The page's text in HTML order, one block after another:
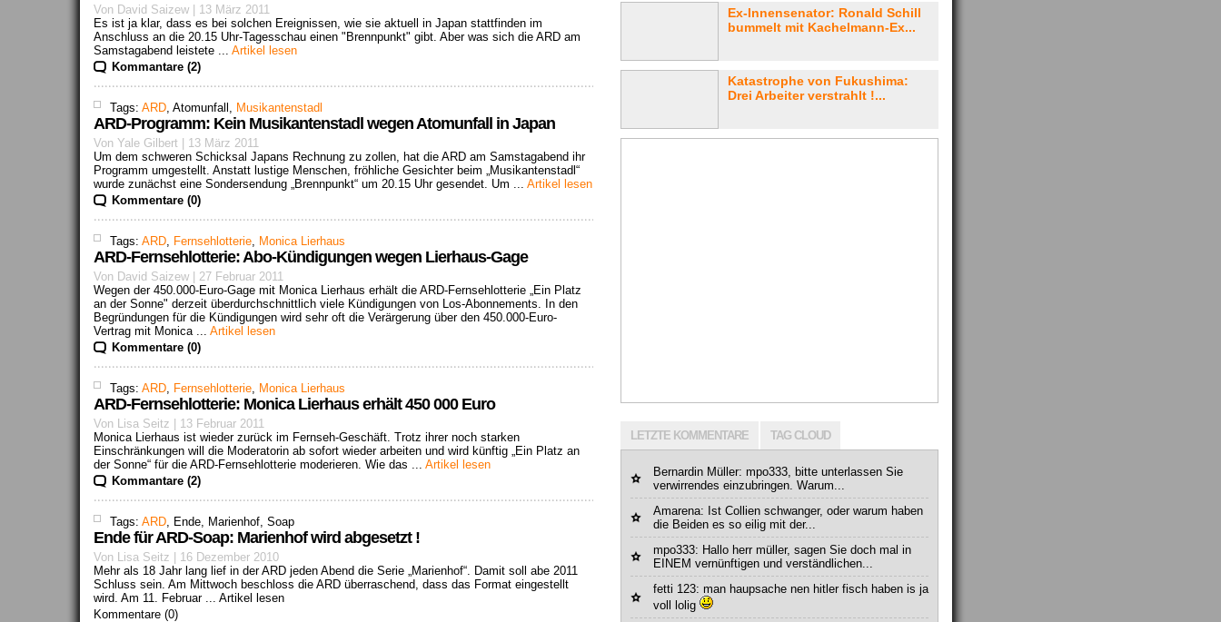
Von David Saizew | 13 März 2011
Es ist ja klar, dass es bei solchen Ereignissen, wie sie aktuell in Japan stattfinden im
Anschluss an die 20.15 Uhr-Tagesschau einen "Brennpunkt" gibt. Aber was sich die ARD am
Samstagabend leistete ... Artikel lesen
Kommantare (2)
Tags: ARD, Atomunfall, Musikantenstadl
ARD-Programm: Kein Musikantenstadl wegen Atomunfall in Japan
Von Yale Gilbert | 13 März 2011
Um dem schweren Schicksal Japans Rechnung zu zollen, hat die ARD am Samstagabend ihr
Programm umgestellt. Anstatt lustige Menschen, fröhliche Gesichter beim „Musikantenstadl“
wurde zunächst eine Sondersendung „Brennpunkt“ um 20.15 Uhr gesendet. Um ... Artikel lesen
Kommentare (0)
Tags: ARD, Fernsehlotterie, Monica Lierhaus
ARD-Fernsehlotterie: Abo-Kündigungen wegen Lierhaus-Gage
Von David Saizew | 27 Februar 2011
Wegen der 450.000-Euro-Gage mit Monica Lierhaus erhält die ARD-Fernsehlotterie „Ein Platz
an der Sonne" derzeit überdurchschnittlich viele Kündigungen von Los-Abonnements. In den
Begründungen für die Kündigungen wird sehr oft die Verärgerung über den 450.000-Euro-
Vertrag mit Monica ... Artikel lesen
Kommentare (0)
Tags: ARD, Fernsehlotterie, Monica Lierhaus
ARD-Fernsehlotterie: Monica Lierhaus erhält 450 000 Euro
Von Lisa Seitz | 13 Februar 2011
Monica Lierhaus ist wieder zurück im Fernseh-Geschäft. Trotz ihrer noch starken
Einschränkungen will die Moderatorin ab sofort wieder arbeiten und wird künftig „Ein Platz an
der Sonne“ für die ARD-Fernsehlotterie moderieren. Wie das ... Artikel lesen
Kommantare (2)
Tags: ARD, Ende, Marienhof, Soap
Ende für ARD-Soap: Marienhof wird abgesetzt !
Von Lisa Seitz | 16 Dezember 2010
Mehr als 18 Jahr lang lief in der ARD jeden Abend die Serie „Marienhof“. Damit soll abe 2011
Schluss sein. Am Mittwoch beschloss die ARD überraschend, dass das Format eingestellt
wird. Am 11. Februar ... Artikel lesen
Kommentare (0)
Ex-Innensenator: Ronald Schill
bummelt mit Kachelmann-Ex...
Katastrophe von Fukushima:
Drei Arbeiter verstrahlt !...
LETZTE KOMMENTARE TAG CLOUD
Bernardin Müller: mpo333, bitte unterlassen Sie
verwirrendes einzubringen. Warum...
Amarena: Ist Collien schwanger, oder warum haben
die Beiden es so eilig mit der...
mpo333: Hallo herr müller, sagen Sie doch mal in
EINEM vernünftigen und verständlichen...
fetti 123: man haupsache nen hitler fisch haben is ja
voll lolig